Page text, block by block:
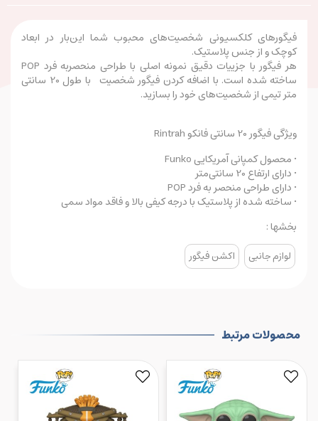
فیگور‌های کلکسیونی شخصیت‌های محبوب شما این‌بار در ابعاد
کوچک و از جنس پلاستیک.
هر فیگور با جزییات دقیق نمونه اصلی با طراحی منحصربه فرد POP
ساخته شده است. با اضافه کردن فیگور شخصیت با طول 20 سانتی
متر تیمی از شخصیت‌های خود را بسازید.
ویژگی فیگور 20 سانتی فانکو Rintrah
• محصول کمپانی آمریکایی Funko
• دارای ارتفاع 20 سانتی‌متر
• دارای طراحی منحصر به فرد POP
• ساخته شده از پلاستیک با درجه کیفی بالا و فاقد مواد سمی
بخشها :
لوازم جانبی اکشن فیگور
محصولات مرتبط